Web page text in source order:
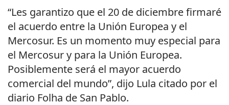
“Les garantizo que el 20 de diciembre firmaré
el acuerdo entre la Unión Europea y el
Mercosur. Es un momento muy especial para
el Mercosur y para la Unión Europea.
Posiblemente será el mayor acuerdo
comercial del mundo”, dijo Lula citado por el
diario Folha de San Pablo.